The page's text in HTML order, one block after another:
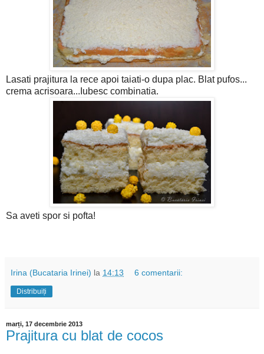
Lasati prajitura la rece apoi taiati-o dupa plac. Blat pufos...
crema acrisoara...Iubesc combinatia.
Sa aveti spor si pofta!
Irina (Bucataria Irinei) la 14:13 6 comentarii:
Distribuiți
marți, 17 decembrie 2013
Prajitura cu blat de cocos